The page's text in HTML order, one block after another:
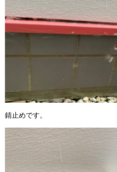
錆止めです。